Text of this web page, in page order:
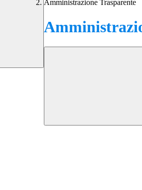
Amministrazione Trasparente